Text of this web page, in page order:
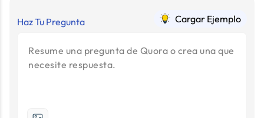
Haz Tu Pregunta Cargar Ejemplo